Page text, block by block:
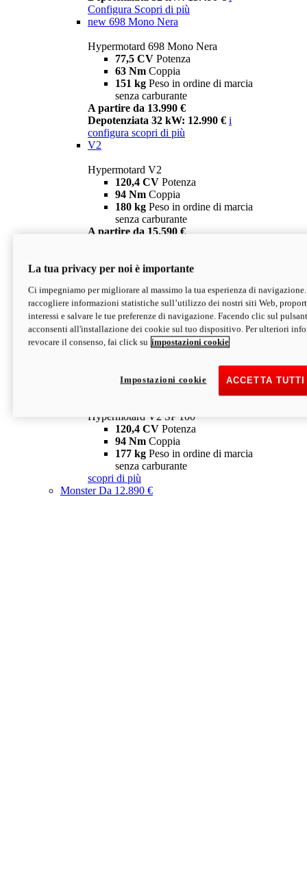
Configura Scopri di più
new 698 Mono Nera
Hypermotard 698 Mono Nera
77,5 CV Potenza
63 Nm Coppia
151 kg Peso in ordine di marcia
senza carburante
A partire da 13.990 €
Depotenziata 32 kW: 12.990 € i
configura scopri di più
V2
Hypermotard V2
120,4 CV Potenza
94 Nm Coppia
180 kg Peso in ordine di marcia
senza carburante
A partire da 15.590 €
V2 SP
Hypermotard V2 SP
120,4 CVPotenza
94 NmCoppia
177 kgPeso in ordine di marcia
senza carburante
Depotenziata 35 kW: 18.890 € i
configura scopri di più
Hypermotard V2 SP 100
120,4 CV Potenza
94 Nm Coppia
177 kg Peso in ordine di marcia
senza carburante
scopri di più
MonsterDa 12.890 €
La tua privacy per noi è importante
Ci impegniamo per migliorare al massimo la tua esperienza di
raccogliere informazioni statistiche sull’utilizzo dei nostri siti Web,
interessi e salvare le tue preferenze di navigazione. Facendo clic sul
acconsenti all'installazione dei cookie sul tuo dispositivo. Per ulteriori
revocare il consenso, fai click su impostazioni cookie
ACCETTA
Impostazioni cookie